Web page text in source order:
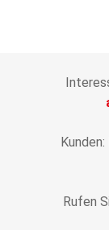
Rufen